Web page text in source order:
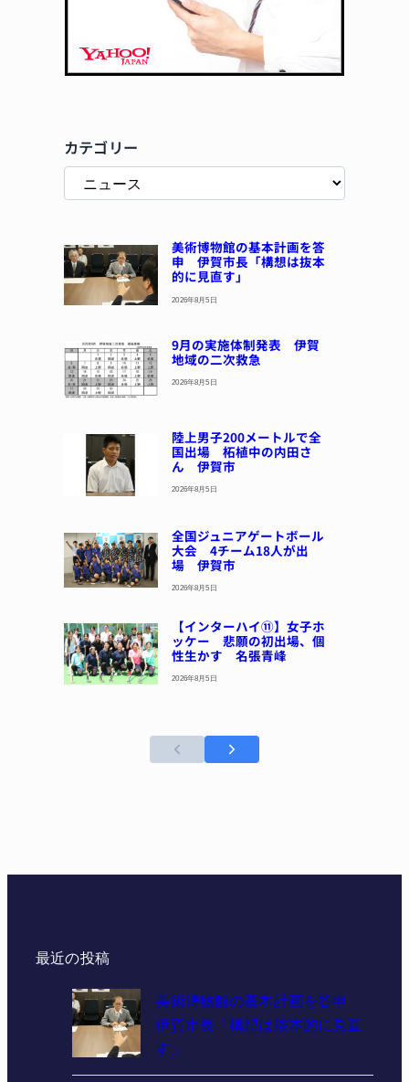
カテゴリー
美術博物館の基本計画を答
申 伊賀市長「構想は抜本
的に見直す」
2026年8月5日
9月の実施体制発表 伊賀
地域の二次救急
2026年8月5日
陸上男子200メートルで全
国出場 柘植中の内田さ
ん 伊賀市
2026年8月5日
全国ジュニアゲートボール
大会 4チーム18人が出
場 伊賀市
2026年8月5日
【インターハイ⑪】女子ホ
ッケー 悲願の初出場、個
性生かす 名張青峰
2026年8月5日
最近の投稿
美術博物館の基本計画を答申
伊賀市長「構想は抜本的に見直
す」